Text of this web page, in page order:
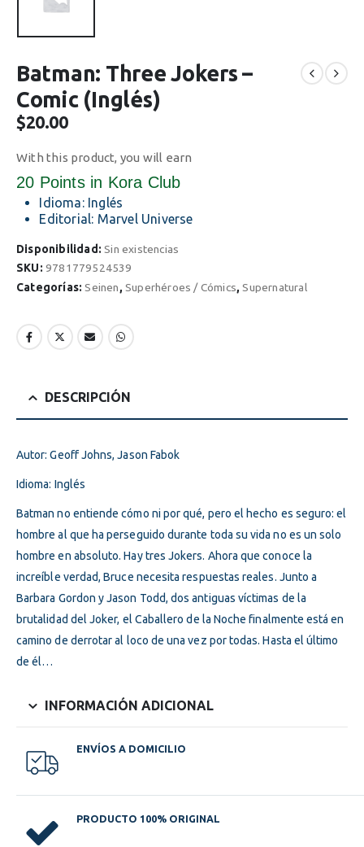
Batman: Three Jokers –
Comic (Inglés)
$20.00
With this product, you will earn
20 Pointsin Kora Club
Idioma: Inglés
Editorial: Marvel Universe
Disponibilidad:Sin existencias
SKU: 9781779524539
Categorías:Seinen,Superhéroes / Cómics,Supernatural
DESCRIPCIÓN
Autor: Geoff Johns, Jason Fabok
Idioma: Inglés
Batman no entiende cómo ni por qué, pero el hecho es seguro: el
hombre al que ha perseguido durante toda su vida no es un solo
hombre en absoluto. Hay tres Jokers. Ahora que conoce la
increíble verdad, Bruce necesita respuestas reales. Junto a
Barbara Gordon y Jason Todd, dos antiguas víctimas de la
brutalidad del Joker, el Caballero de la Noche finalmente está en
camino de derrotar al loco de una vez por todas. Hasta el último
de él…
INFORMACIÓN ADICIONAL
ENVÍOS A DOMICILIO
PRODUCTO 100% ORIGINAL